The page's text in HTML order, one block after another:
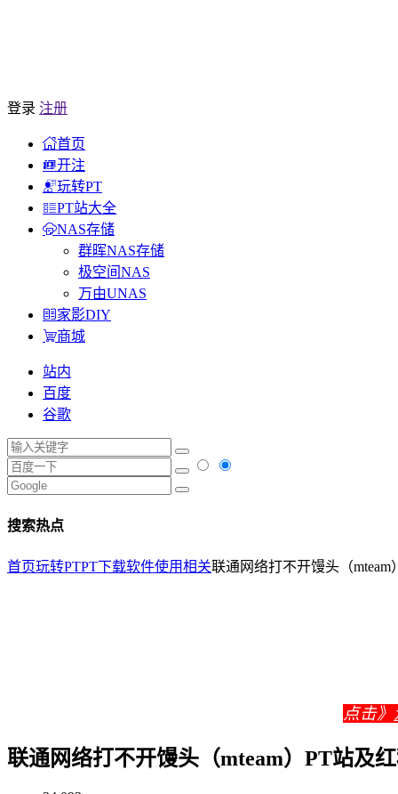
登录 注册
首页
开注
玩转PT
PT站大全
NAS存储
群晖NAS存储
极空间NAS
万由UNAS
家影DIY
商城
站内
百度
谷歌
搜索热点
首页玩转PTPT下载软件使用相关联通网络打不开馒头（
点击》
联通网络打不开馒头（mteam）PT站及